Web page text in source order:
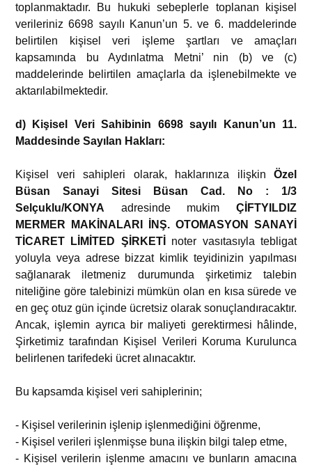
toplanmaktadır. Bu hukuki sebeplerle toplanan kişisel
verileriniz 6698 sayılı Kanun’un 5. ve 6. maddelerinde
belirtilen kişisel veri işleme şartları ve amaçları
kapsamında bu Aydınlatma Metni’ nin (b) ve (c)
maddelerinde belirtilen amaçlarla da işlenebilmekte ve
aktarılabilmektedir.
d) Kişisel Veri Sahibinin 6698 sayılı Kanun’un 11.
Maddesinde Sayılan Hakları:
Kişisel veri sahipleri olarak, haklarınıza ilişkin Özel
Büsan Sanayi Sitesi Büsan Cad. No : 1/3
Selçuklu/KONYA adresinde mukim ÇİFTYILDIZ
MERMER MAKİNALARI İNŞ. OTOMASYON SANAYİ
TİCARET LİMİTED ŞİRKETİ
noter vasıtasıyla tebligat
yoluyla veya adrese bizzat kimlik teyidinizin yapılması
sağlanarak iletmeniz durumunda şirketimiz talebin
niteliğine göre talebinizi mümkün olan en kısa sürede ve
en geç otuz gün içinde ücretsiz olarak sonuçlandıracaktır.
Ancak, işlemin ayrıca bir maliyeti gerektirmesi hâlinde,
Şirketimiz tarafından Kişisel Verileri Koruma Kurulunca
belirlenen tarifedeki ücret alınacaktır.
Bu kapsamda kişisel veri sahiplerinin;
- Kişisel verilerinin işlenip işlenmediğini öğrenme,
- Kişisel verileri işlenmişse buna ilişkin bilgi talep etme,
- Kişisel verilerin işlenme amacını ve bunların amacına